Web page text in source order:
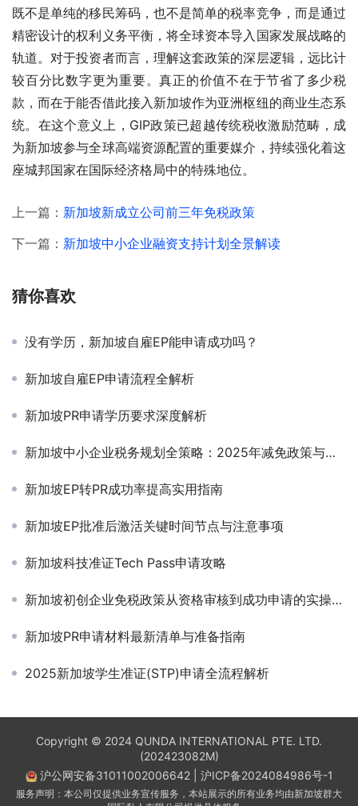
既不是单纯的移民筹码，也不是简单的税率竞争，而是通过
精密设计的权利义务平衡，将全球资本导入国家发展战略的
轨道。对于投资者而言，理解这套政策的深层逻辑，远比计
较百分比数字更为重要。真正的价值不在于节省了多少税
款，而在于能否借此接入新加坡作为亚洲枢纽的商业生态系
统。在这个意义上，GIP政策已超越传统税收激励范畴，成
为新加坡参与全球高端资源配置的重要媒介，持续强化着这
座城邦国家在国际经济格局中的特殊地位。
上一篇： 新加坡新成立公司前三年免税政策
下一篇： 新加坡中小企业融资支持计划全景解读
猜你喜欢
没有学历，新加坡自雇EP能申请成功吗？
新加坡自雇EP申请流程全解析
新加坡PR申请学历要求深度解析
新加坡中小企业税务规划全策略：2025年减免政策与合规实践指南
新加坡EP转PR成功率提高实用指南
新加坡EP批准后激活关键时间节点与注意事项
新加坡科技准证Tech Pass申请攻略
新加坡初创企业免税政策从资格审核到成功申请的实操指南
新加坡PR申请材料最新清单与准备指南
2025新加坡学生准证(STP)申请全流程解析
Copyright © 2024 QUNDA INTERNATIONAL PTE. LTD.
(202423082M)
沪公网安备31011002006642| 沪ICP备2024084986号-1
服务声明：本公司仅提供业务宣传服务，本站展示的所有业务均由新加坡群大